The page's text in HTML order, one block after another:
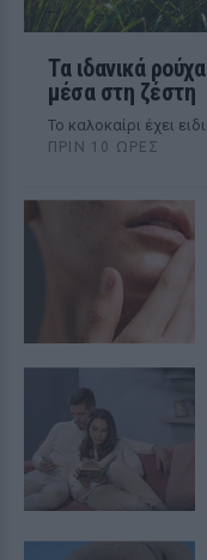
Τα ιδανικά
μέσα στη ζέστη
To καλοκαίρι έχει
ΠΡΙΝ 10 ΏΡΕΣ